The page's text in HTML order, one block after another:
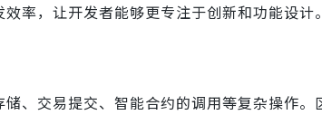
率，让开发者能够更专注于创新和功能设计。
、交易提交、智能合约的调用等复杂操作。